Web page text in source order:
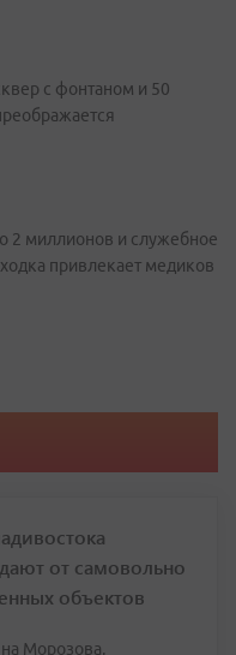
с фонтаном и 50
2 миллионов и служебное
привлекает медиков
от самовольно
объектов
Морозова,